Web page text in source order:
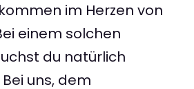
im Herzen von
einem solchen
du natürlich
uns, dem